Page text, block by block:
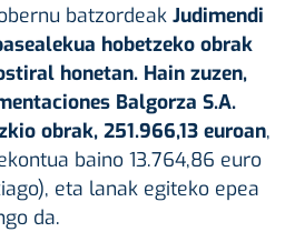
batzordeak Judimendi
hobetzeko obrak
honetan. Hain zuzen,
Balgorza S.A.
obrak, 251.966,13 euroan,
baino 13.764,86 euro
eta lanak egiteko epea
da.